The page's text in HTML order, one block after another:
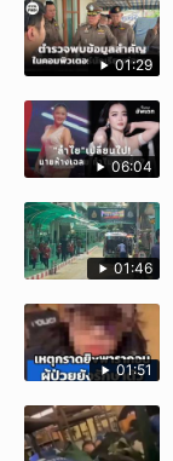
01:29
06:04
01:46
01:51